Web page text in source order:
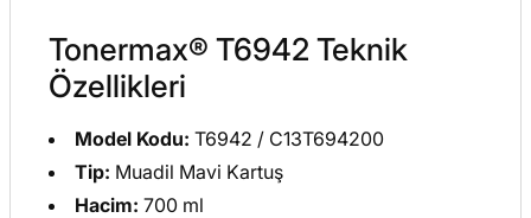
Tonermax® T6942 Teknik
Özellikleri
Model Kodu: T6942 / C13T694200
Tip: Muadil Mavi Kartuş
Hacim: 700 ml